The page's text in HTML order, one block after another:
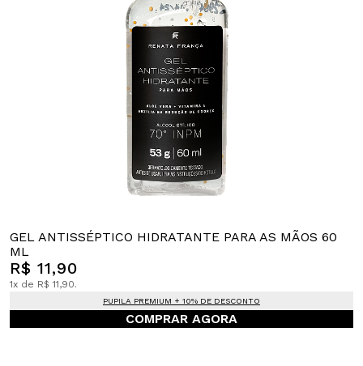
GEL ANTISSÉPTICO HIDRATANTE PARA AS MÃOS 60
ML
R$ 11,90
1x de R$ 11,90.
PUPILA PREMIUM + 10% DE DESCONTO
COMPRAR AGORA